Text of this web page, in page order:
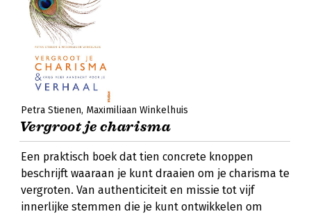
Petra Stienen Maximiliaan Winkelhuis
Vergroot je charisma
Een praktisch boek dat tien concrete knoppen
beschrijft waaraan je kunt draaien om je charisma te
vergroten. Van authenticiteit en missie tot vijf
innerlijke stemmen die je kunt ontwikkelen om